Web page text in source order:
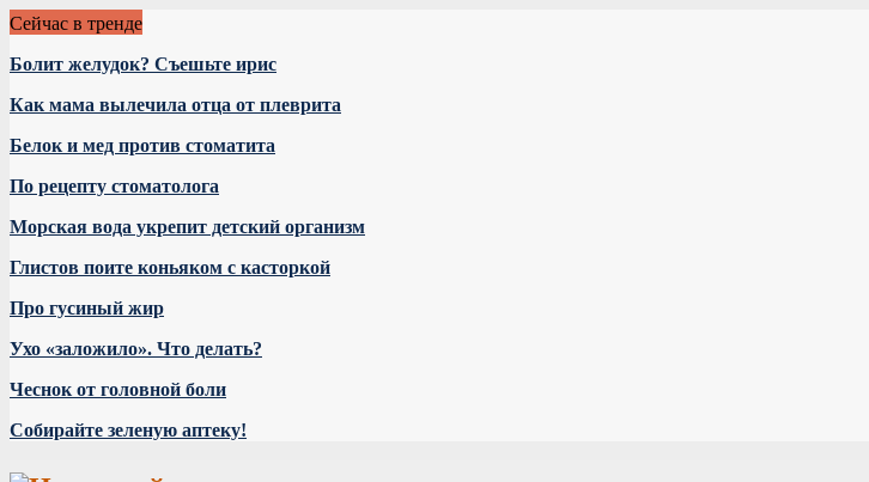
Сейчас в тренде
Болит желудок? Съешьте ирис
Как мама вылечила отца от плеврита
Белок и мед против стоматита
По рецепту стоматолога
Морская вода укрепит детский организм
Глистов поите коньяком с касторкой
Про гусиный жир
Ухо «заложило». Что делать?
Чеснок от головной боли
Собирайте зеленую аптеку!